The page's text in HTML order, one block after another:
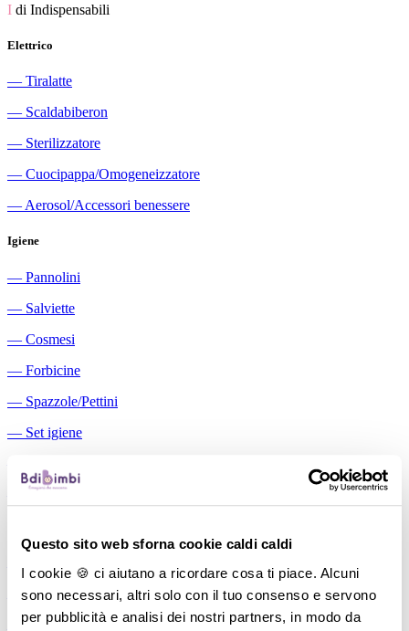
Questo sito web sforna cookie caldi caldi
I cookie 🍪 ci aiutano a ricordare cosa ti piace. Alcuni
sono necessari, altri solo con il tuo consenso e servono
per pubblicità e analisi dei nostri partners, in modo da
I di Indispensabili
Elettrico
― Tiralatte
― Scaldabiberon
― Sterilizzatore
― Cuocipappa/Omogeneizzatore
― Aerosol/Accessori benessere
Igiene
― Pannolini
― Salviette
― Cosmesi
― Forbicine
― Spazzole/Pettini
― Set igiene
Aspiratori nasali manuali
―
Cuscini allattamento
―Biberon
―
Tettarelle